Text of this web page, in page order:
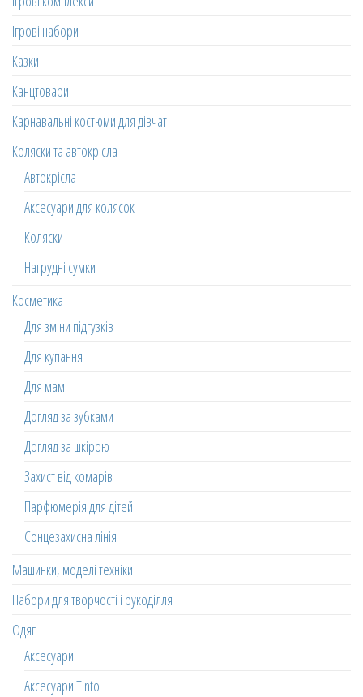
Ігрові набори
Казки
Канцтовари
Карнавальні костюми для дівчат
Коляски та автокрісла
Автокрісла
Аксесуари для колясок
Коляски
Нагрудні сумки
Косметика
Для зміни підгузків
Для купання
Для мам
Догляд за зубками
Догляд за шкірою
Захист від комарів
Парфюмерія для дітей
Сонцезахисна лінія
Машинки, моделі техніки
Набори для творчості і рукоділля
Одяг
Аксесуари
Аксесуари Tinto